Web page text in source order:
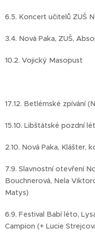
6.5. Koncert učitelů ZUŠ
3.4. Nová Paka, ZUŠ,
10.2. Vojický Masopust
17.12. Betlémské zpívání
15.10. Libštátské pozdní
2.10. Nová Paka, Klášter,
7.9. Slavnostní otevření
Bouchnerová, Nela
Matys)
6.9. Festival Babí léto,
Campion (+ Lucie